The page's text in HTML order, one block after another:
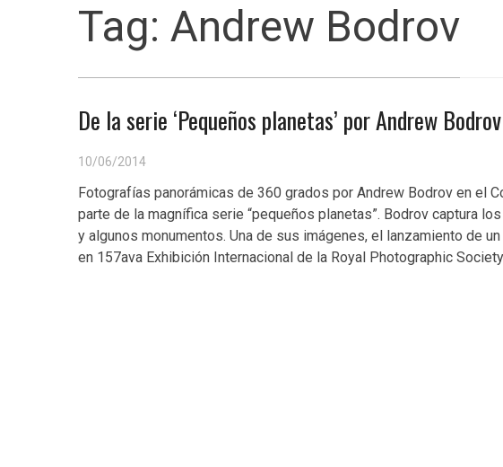
Tag: Andrew Bodrov
De la serie ‘Pequeños planetas’ por Andrew
10/06/2014
Fotografías panorámicas de 360 grados por Andrew Bodrov en el
parte de la magnífica serie “pequeños planetas”. Bodrov captura
y algunos monumentos. Una de sus imágenes, el lanzamiento de
en 157ava Exhibición Internacional de la Royal Photographic